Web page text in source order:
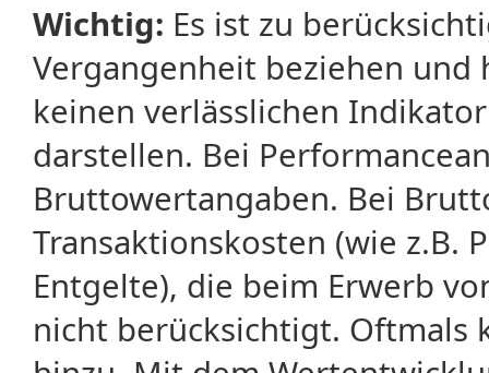
Wichtig: Es ist zu
Vergangenheit beziehen
keinen verlässlichen
darstellen. Bei
Bruttowertangaben. Bei
Transaktionskosten (wie z.B.
Entgelte), die beim Erwerb
nicht berücksichtigt. Oftmals